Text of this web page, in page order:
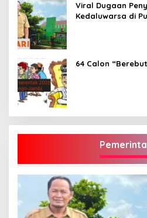
Viral Dugaan
Kedaluwarsa di
64 Calon